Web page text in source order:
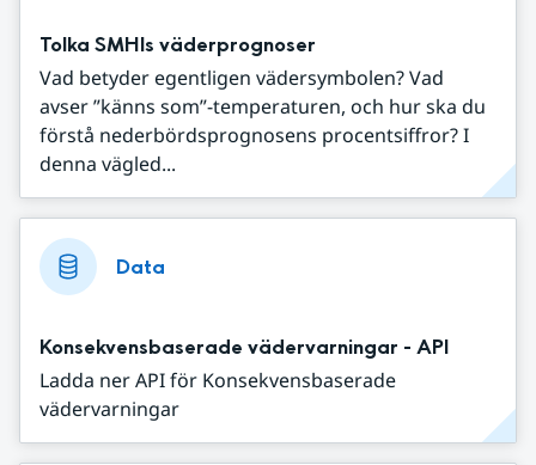
Tolka SMHIs väderprognoser
Vad betyder egentligen vädersymbolen? Vad
avser ”känns som”-temperaturen, och hur ska du
förstå nederbördsprognosens procentsiffror? I
denna vägled...
Data
Konsekvensbaserade vädervarningar - API
Ladda ner API för Konsekvensbaserade
vädervarningar